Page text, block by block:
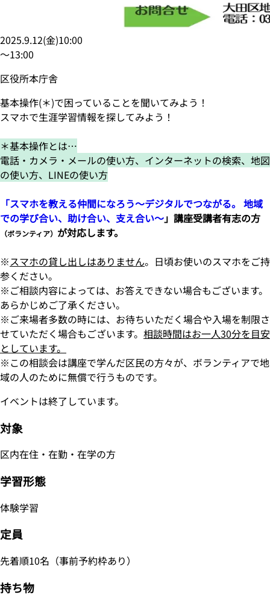
2025.9.12(金)10:00
〜13:00
区役所本庁舎
基本操作(＊)で困っていることを聞いてみよう！
スマホで生涯学習情報を探してみよう！
＊基本操作とは…
電話・カメラ・メールの使い方、インターネットの検索、地図
の使い方、LINEの使い方
「スマホを教える仲間になろう～デジタルでつながる。 地域
での学び合い、助け合い、支え合い～」講座受講者有志の方
（ボランティア） が対応します。
※スマホの貸し出しはありません。日頃お使いのスマホをご持
参ください。
※ご相談内容によっては、お答えできない場合もございます。
あらかじめご了承ください。
※ご来場者多数の時には、お待ちいただく場合や入場を制限さ
せていただく場合もございます。 相談時間はお一人30分を目安
としています。
※この相談会は講座で学んだ区民の方々が、ボランティアで地
域の人のために無償で行うものです。
イベントは終了しています。
対象
区内在住・在勤・在学の方
学習形態
体験学習
定員
先着順10名（事前予約枠あり）
持ち物